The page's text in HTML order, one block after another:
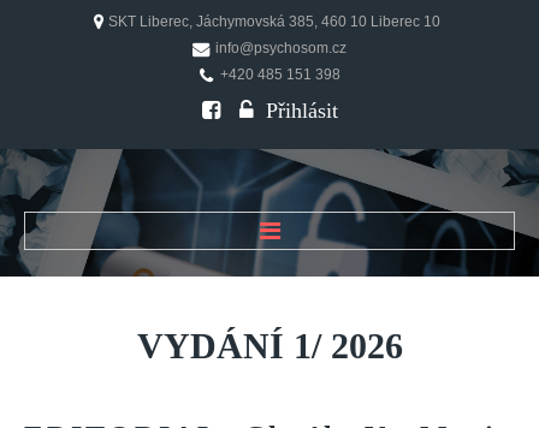
SKT Liberec, Jáchymovská 385, 460 10 Liberec 10
info@psychosom.cz
+420 485 151 398
Přihlásit
ÚVOD
O ČASOPISU
Historie
VYDÁNÍ 1/ 2026